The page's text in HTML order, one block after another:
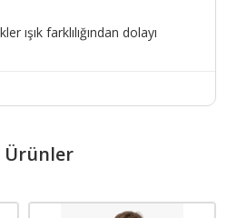
ışık farklılığından dolayı
Ürünler